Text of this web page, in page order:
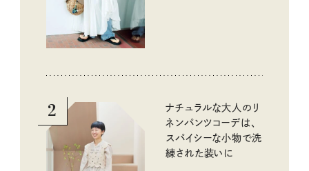
2
ナチュラルな大人のリ
ネンパンツコーデは、
スパイシーな小物で洗
練された装いに